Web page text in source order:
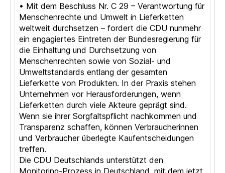
• Mit dem Beschluss Nr. C 29 – Verantwortung für
Menschenrechte und Umwelt in Lieferketten
weltweit durchsetzen – fordert die CDU nunmehr
ein engagiertes Eintreten der Bundesregierung für
die Einhaltung und Durchsetzung von
Menschenrechten sowie von Sozial- und
Umweltstandards entlang der gesamten
Lieferkette von Produkten. In der Praxis stehen
Unternehmen vor Herausforderungen, wenn
Lieferketten durch viele Akteure geprägt sind.
Wenn sie ihrer Sorgfaltspflicht nachkommen und
Transparenz schaffen, können Verbraucherinnen
und Verbraucher überlegte Kaufentscheidungen
treffen.
Die CDU Deutschlands unterstützt den
Monitoring-Prozess in Deutschland, mit dem jetzt